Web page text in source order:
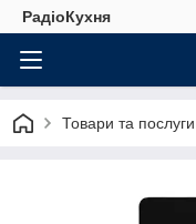
РадіоКухня
Товари та послуги